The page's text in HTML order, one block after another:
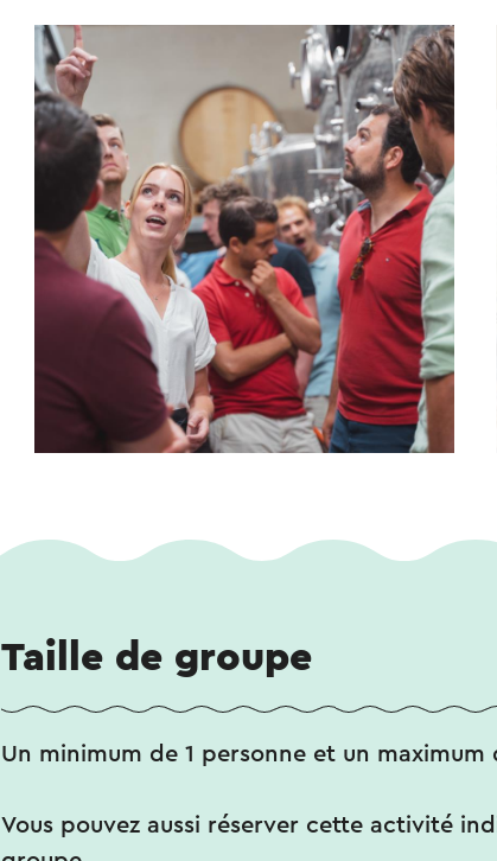
Taille de groupe
Un minimum de 1 personne et un maximum
Vous pouvez aussi réserver cette activité